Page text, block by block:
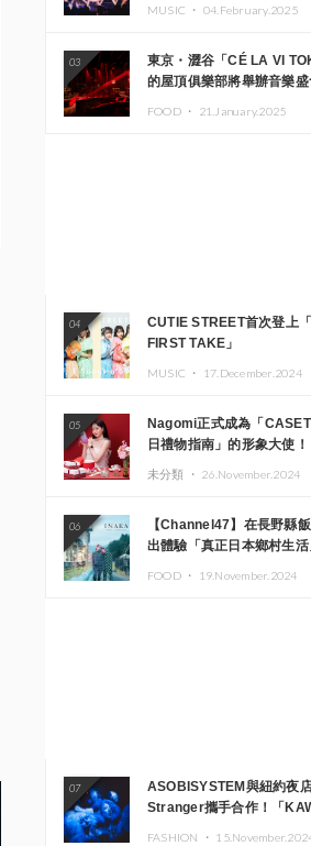
MUSIC ・ 04.February.2025
03
東京・澀谷「CÉ LA VI
的屋頂俱樂部將舉辦音樂盛
FOOD ・ 21.January.2025
04
CUTIE STREET首次登上
FIRST TAKE」
MUSIC ・ 17.December.2024
05
Nagomi正式成為「
日禮物指南」的形象大使！
未分類 ・ 26.November.2024
06
【Channel47】在長野縣
出體驗「真正日本鄉村生
FOOD ・ 19.November.2024
07
ASOBISYSTEM與紐約夜
Stranger攜手合作！「
FASHION ・